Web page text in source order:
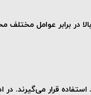
در برابر عوامل
قرار می‌گیرند. در